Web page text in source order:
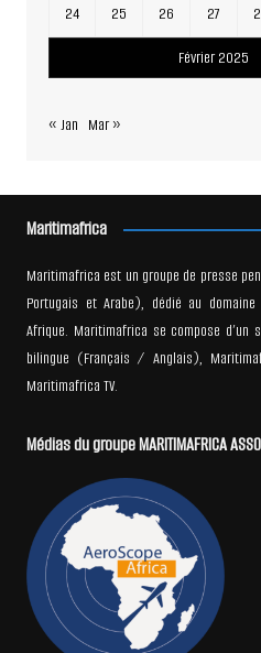
Février 2025
24 25 26 27
« Jan Mar »
Maritimafrica
Maritimafrica est un groupe de presse
Portugais et Arabe), dédié au
Afrique. Maritimafrica se compose d’un
bilingue (Français / Anglais),
Maritimafrica TV.
Médias du groupe MARITIMAFRICA